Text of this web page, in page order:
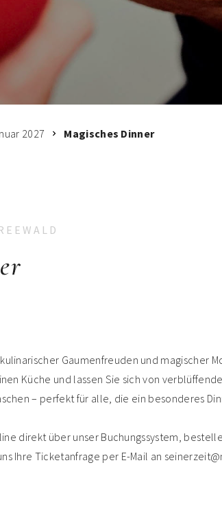
2027 Magisches Dinner
Gaumenfreuden und magischer
Küche und lassen Sie sich von
– perfekt für alle, die ein besonderes
direkt über unser Buchungssystem,
Ihre Ticketanfrage per E-Mail an